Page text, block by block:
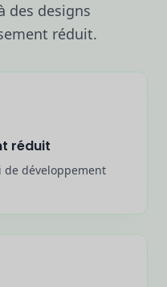
des designs
réduit.
réduit
développement